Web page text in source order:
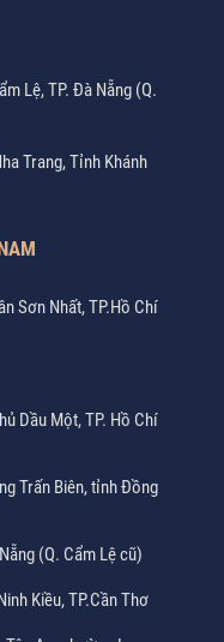
Lệ, TP. Đà Nẵng (Q.
Trang, Tỉnh Khánh
Sơn Nhất, TP.Hồ Chí
Dầu Một, TP. Hồ Chí
Trấn Biên, tỉnh Đồng
(Q. Cẩm Lệ cũ)
Kiều, TP.Cần Thơ